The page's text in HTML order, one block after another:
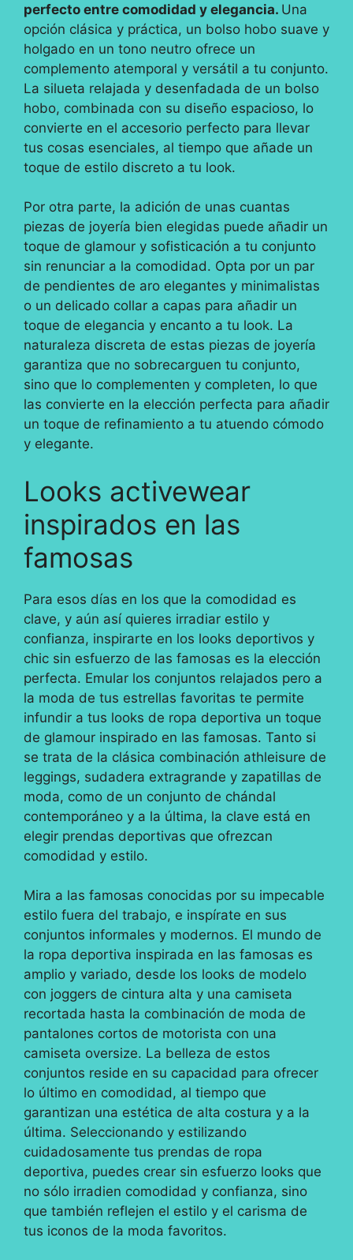
perfecto entre comodidad y elegancia. Una
opción clásica y práctica, un bolso hobo suave y
holgado en un tono neutro ofrece un
complemento atemporal y versátil a tu conjunto.
La silueta relajada y desenfadada de un bolso
hobo, combinada con su diseño espacioso, lo
convierte en el accesorio perfecto para llevar
tus cosas esenciales, al tiempo que añade un
toque de estilo discreto a tu look.
Por otra parte, la adición de unas cuantas
piezas de joyería bien elegidas puede añadir un
toque de glamour y sofisticación a tu conjunto
sin renunciar a la comodidad. Opta por un par
de pendientes de aro elegantes y minimalistas
o un delicado collar a capas para añadir un
toque de elegancia y encanto a tu look. La
naturaleza discreta de estas piezas de joyería
garantiza que no sobrecarguen tu conjunto,
sino que lo complementen y completen, lo que
las convierte en la elección perfecta para añadir
un toque de refinamiento a tu atuendo cómodo
y elegante.
Looks activewear
inspirados en las
famosas
Para esos días en los que la comodidad es
clave, y aún así quieres irradiar estilo y
confianza, inspirarte en los looks deportivos y
chic sin esfuerzo de las famosas es la elección
perfecta. Emular los conjuntos relajados pero a
la moda de tus estrellas favoritas te permite
infundir a tus looks de ropa deportiva un toque
de glamour inspirado en las famosas. Tanto si
se trata de la clásica combinación athleisure de
leggings, sudadera extragrande y zapatillas de
moda, como de un conjunto de chándal
contemporáneo y a la última, la clave está en
elegir prendas deportivas que ofrezcan
comodidad y estilo.
Mira a las famosas conocidas por su impecable
estilo fuera del trabajo, e inspírate en sus
conjuntos informales y modernos. El mundo de
la ropa deportiva inspirada en las famosas es
amplio y variado, desde los looks de modelo
con joggers de cintura alta y una camiseta
recortada hasta la combinación de moda de
pantalones cortos de motorista con una
camiseta oversize. La belleza de estos
conjuntos reside en su capacidad para ofrecer
lo último en comodidad, al tiempo que
garantizan una estética de alta costura y a la
última. Seleccionando y estilizando
cuidadosamente tus prendas de ropa
deportiva, puedes crear sin esfuerzo looks que
no sólo irradien comodidad y confianza, sino
que también reflejen el estilo y el carisma de
tus iconos de la moda favoritos.